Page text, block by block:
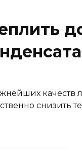
качеств
снизить